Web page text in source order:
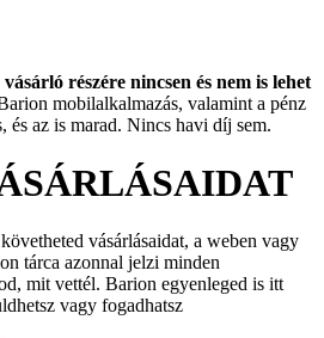
vásárló részére nincsen és nem is lehet
mobilalkalmazás, valamint a pénz
és az is marad. Nincs havi díj sem.
vásárlásaidat, a weben vagy
tárca azonnal jelzi minden
mit vettél. Barion egyenleged is itt
vagy fogadhatsz